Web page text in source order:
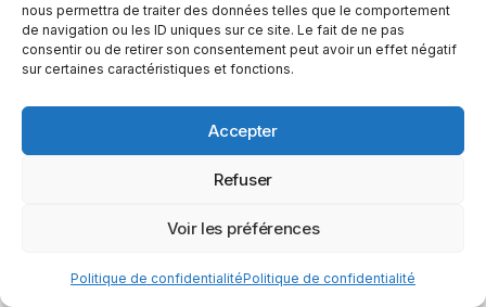
nous permettra de traiter des données telles que le comportement
de navigation ou les ID uniques sur ce site. Le fait de ne pas
consentir ou de retirer son consentement peut avoir un effet négatif
sur certaines caractéristiques et fonctions.
Accepter
Refuser
Voir les préférences
Politique de confidentialitéPolitique de confidentialité
Configuration serveur très personnalisable
Système derangs et groupessophistiqué
Chuchotement entre canaux (whisper)
Enregistrement côté serveur possible
Limitations par rapport à Discord :